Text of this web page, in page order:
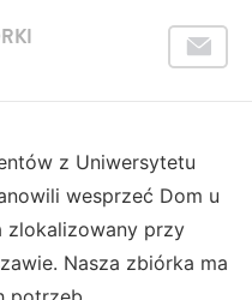
z Uniwersytetu
wesprzeć Dom u
zlokalizowany przy
Nasza zbiórka ma